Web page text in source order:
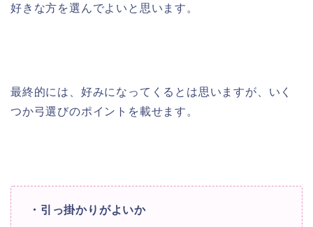
好きな方を選んでよいと思います。
最終的には、好みになってくるとは思いますが、いく
つか弓選びのポイントを載せます。
・引っ掛かりがよいか